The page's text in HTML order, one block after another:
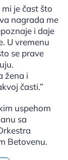
je čast što
nagrada me
i daje
U vremenu
se prave
žena i
časti.”
uspehom
sa
Betovenu.